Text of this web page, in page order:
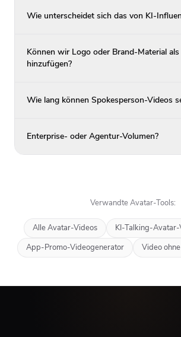
Wie unterscheidet sich das von KI-
Können wir Logo oder Brand-Material
hinzufügen?
Wie lang können Spokesperson-Videos
Enterprise- oder Agentur-Volumen?
Verwandte Avatar-Tools:
Alle Avatar-Videos
KI-Talking-
App-Promo-Videogenerator
Video